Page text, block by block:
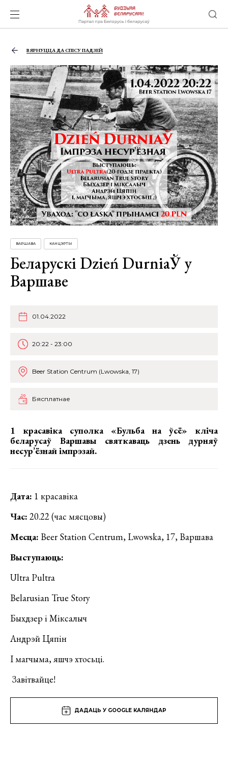
ВЯРНУЦЦА ДА СПІСУ ПАДЗЕЙ
ВАРШАВА КАНЦЭРТЫ
Беларускі Dzień DurniaЎ у
Варшаве
01.04.2022
20:22 - 23:00
Beer Station Centrum (Lwowska, 17)
Бясплатнае
1 красавіка суполка «Бульба на ўсё» кліча
беларусаў Варшавы святкаваць дзень дурняў
несур’ёзнай імпрэзай.
Дата: 1 красавіка
Час: 20.22 (час мясцовы)
Месца: Beer Station Centrum, Lwowska, 17, Варшава
Выступаюць:
Ultra Pultra
Belarusian True Story
Быхдзер і Міксалыч
Андрэй Цяпін
І магчыма, яшчэ хтосьці.
Завітвайце!
ДАДАЦЬ У GOOGLE КАЛЯНДАР